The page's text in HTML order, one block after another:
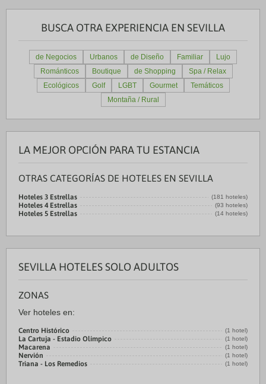
BUSCA OTRA EXPERIENCIA EN SEVILLA
de Negocios Urbanos de Diseño Familiar
Lujo
Románticos
Boutique de Shopping
Spa / Relax
Ecológicos
Golf LGBT Gourmet
Temáticos
Montaña / Rural
LA MEJOR OPCIÓN PARA TU ESTANCIA
OTRAS CATEGORÍAS DE HOTELES EN SEVILLA
Hoteles 3 Estrellas (181 hoteles)
Hoteles 4 Estrellas (93 hoteles)
Hoteles 5 Estrellas (14 hoteles)
SEVILLA HOTELES SOLO ADULTOS
ZONAS
Ver hoteles en:
Centro Histórico (1 hotel)
La Cartuja - Estadio Olímpico (1 hotel)
Macarena (1 hotel)
Nervión (1 hotel)
Triana - Los Remedios (1 hotel)